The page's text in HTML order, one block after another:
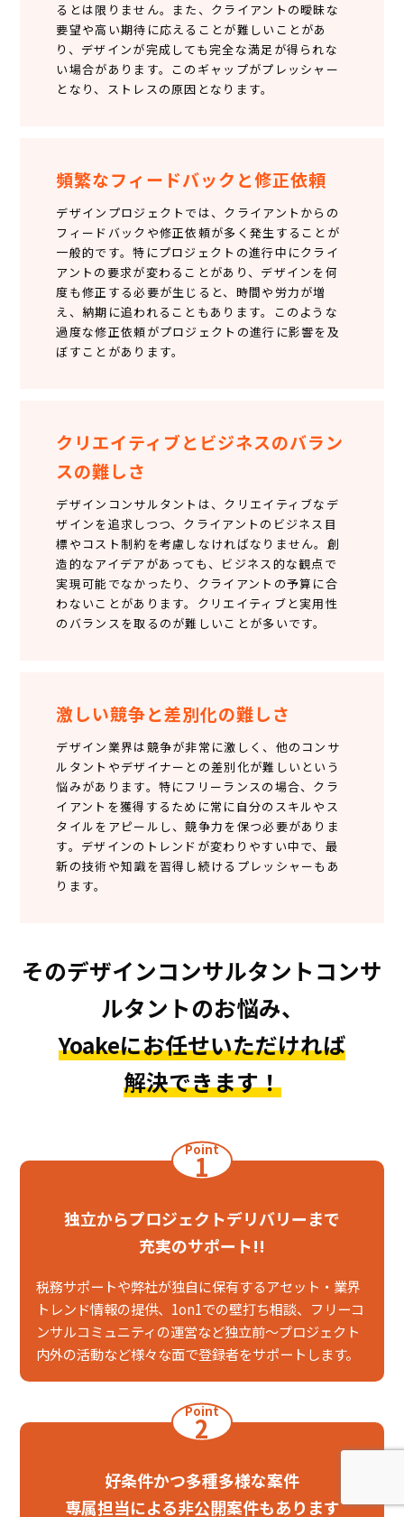
るとは限りません。また、クライアントの曖昧な
要望や高い期待に応えることが難しいことがあ
り、デザインが完成しても完全な満足が得られな
い場合があります。このギャップがプレッシャー
となり、ストレスの原因となります。
頻繁なフィードバックと修正依頼
デザインプロジェクトでは、クライアントからの
フィードバックや修正依頼が多く発生することが
一般的です。特にプロジェクトの進行中にクライ
アントの要求が変わることがあり、デザインを何
度も修正する必要が生じると、時間や労力が増
え、納期に追われることもあります。このような
過度な修正依頼がプロジェクトの進行に影響を及
ぼすことがあります。
クリエイティブとビジネスのバラン
スの難しさ
デザインコンサルタントは、クリエイティブなデ
ザインを追求しつつ、クライアントのビジネス目
標やコスト制約を考慮しなければなりません。創
造的なアイデアがあっても、ビジネス的な観点で
実現可能でなかったり、クライアントの予算に合
わないことがあります。クリエイティブと実用性
のバランスを取るのが難しいことが多いです。
激しい競争と差別化の難しさ
デザイン業界は競争が非常に激しく、他のコンサ
ルタントやデザイナーとの差別化が難しいという
悩みがあります。特にフリーランスの場合、クラ
イアントを獲得するために常に自分のスキルやス
タイルをアピールし、競争力を保つ必要がありま
す。デザインのトレンドが変わりやすい中で、最
新の技術や知識を習得し続けるプレッシャーもあ
ります。
そのデザインコンサルタントコンサ
ルタントのお悩み、
Yoakeにお任せいただければ
解決できます！
Point
1
独立からプロジェクトデリバリーまで
充実のサポート!!
税務サポートや弊社が独自に保有するアセット・業界
トレンド情報の提供、1on1での壁打ち相談、フリーコ
ンサルコミュニティの運営など独立前～プロジェクト
内外の活動など様々な面で登録者をサポートします。
Point
2
好条件かつ多種多様な案件
専属担当による非公開案件もあります